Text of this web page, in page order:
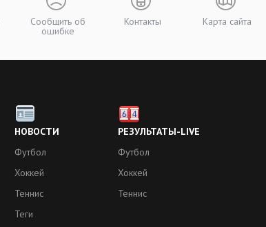
Сообщить об
ошибке
Контакты Карта сайта
НОВОСТИ
Футбол
Хоккей
Теннис
Теги
РЕЗУЛЬТАТЫ-LIVE
Футбол
Хоккей
Теннис